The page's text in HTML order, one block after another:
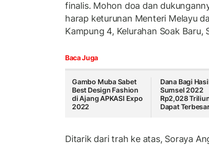
finalis. Mohon doa dan
harap keturunan Menteri Melayu
Kampung 4, Kelurahan Soak
Baca Juga
Gambo Muba Sabet
Best Design Fashion
di Ajang APKASI Expo
2022
Dana Bagi
Sumsel 2022
Rp2,028
Dapat
Ditarik dari trah ke atas, Soraya